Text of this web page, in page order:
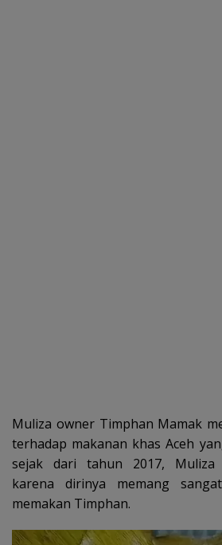
Muliza owner Timphan Mamak
terhadap makanan khas Aceh
sejak dari tahun 2017, Muliza
karena dirinya memang
memakan Timphan.